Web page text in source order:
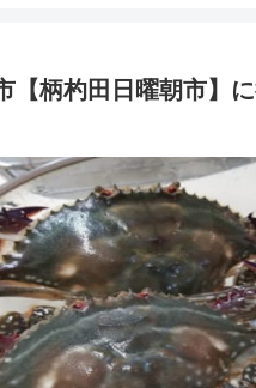
【柄杓田日曜朝市】